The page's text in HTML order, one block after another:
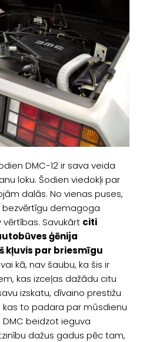
DMC-12 ir sava veida
loku. Šodien viedokļi par
dalās. No vienas puses,
bezvērtīgu demagoga
Savukārt citi
ģēnija
kļuvis par briesmīgu
vai kā, nav šaubu, ka šis ir
kas izceļas dažādu citu
izskatu, dīvaino prestižu
to padara par mūsdienu
beidzot ieguva
dažus gadus pēc tam,